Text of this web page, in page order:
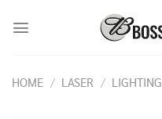
HOME / LASER / LIGHTING